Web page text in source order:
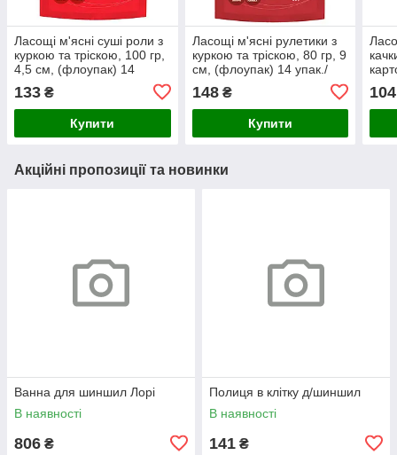
Ласощі м'ясні суші роли з
куркою та тріскою, 100 гр,
4,5 см, (флоупак) 14
упак./короб. (ціна за упак)
133 ₴
Купити
Ласощі м'ясні рулетики з
куркою та тріскою, 80 гр, 9
см, (флоупак) 14 упак./
148₴
Купити
104
Акційні пропозиції та новинки
Ванна для шиншил Лорі
В наявності
806 ₴
Полиця в клітку д/шиншил
В наявності
141 ₴